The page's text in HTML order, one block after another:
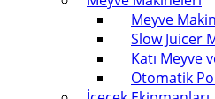
Meyve
Slow Juicer
Katı Meyve
Otomatik